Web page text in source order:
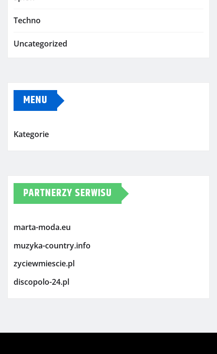
Techno
Uncategorized
MENU
Kategorie
PARTNERZY SERWISU
marta-moda.eu
muzyka-country.info
zyciewmiescie.pl
discopolo-24.pl